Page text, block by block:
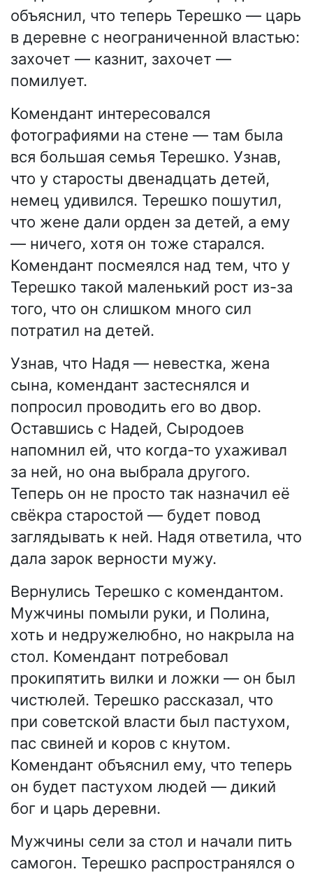
объяснил, что теперь Терешко — царь
в деревне с неограниченной властью:
захочет — казнит, захочет —
помилует.
Комендант интересовался
фотографиями на стене — там была
вся большая семья Терешко. Узнав,
что у старосты двенадцать детей,
немец удивился. Терешко пошутил,
что жене дали орден за детей, а ему
— ничего, хотя он тоже старался.
Комендант посмеялся над тем, что у
Терешко такой маленький рост из-за
того, что он слишком много сил
потратил на детей.
Узнав, что Надя — невестка, жена
сына, комендант застеснялся и
попросил проводить его во двор.
Оставшись с Надей, Сыродоев
напомнил ей, что когда-то ухаживал
за ней, но она выбрала другого.
Теперь он не просто так назначил её
свёкра старостой — будет повод
заглядывать к ней. Надя ответила, что
дала зарок верности мужу.
Вернулись Терешко с комендантом.
Мужчины помыли руки, и Полина,
хоть и недружелюбно, но накрыла на
стол. Комендант потребовал
прокипятить вилки и ложки — он был
чистюлей. Терешко рассказал, что
при советской власти был пастухом,
пас свиней и коров с кнутом.
Комендант объяснил ему, что теперь
он будет пастухом людей — дикий
бог и царь деревни.
Мужчины сели за стол и начали пить
самогон. Терешко распространялся о